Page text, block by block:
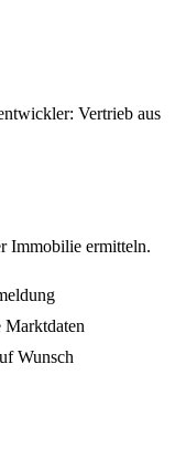
Vertrieb aus
Immobilie ermitteln.
Marktdaten
Wunsch